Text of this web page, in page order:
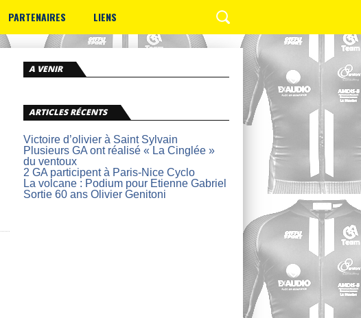
PARTENAIRES LIENS
A VENIR
ARTICLES RÉCENTS
Victoire d’olivier à Saint Sylvain
Plusieurs GA ont réalisé « La Cinglée »
du ventoux
2 GA participent à Paris-Nice Cyclo
La volcane : Podium pour Etienne Gabriel
Sortie 60 ans Olivier Genitoni